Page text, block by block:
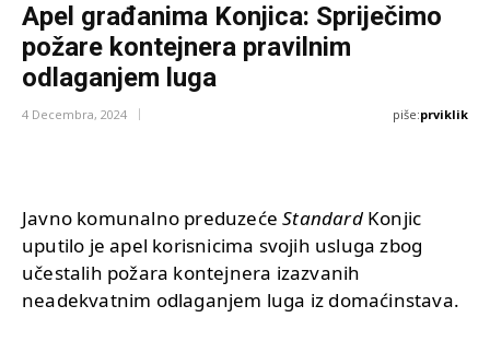
Apel građanima Konjica: Spriječimo
požare kontejnera pravilnim
odlaganjem luga
4 Decembra, 2024 piše:prviklik
Javno komunalno preduzećeStandardKonjic
uputilo je apel korisnicima svojih usluga zbog
učestalih požara kontejnera izazvanih
neadekvatnim odlaganjem luga iz domaćinstava.